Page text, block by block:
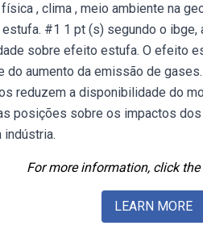
, clima , meio ambiente na
#1 1 pt (s) segundo o ibge,
sobre efeito estufa. O efeito
do aumento da emissão de
reduzem a disponibilidade do
posições sobre os impactos
For more information, click
LEARN MORE